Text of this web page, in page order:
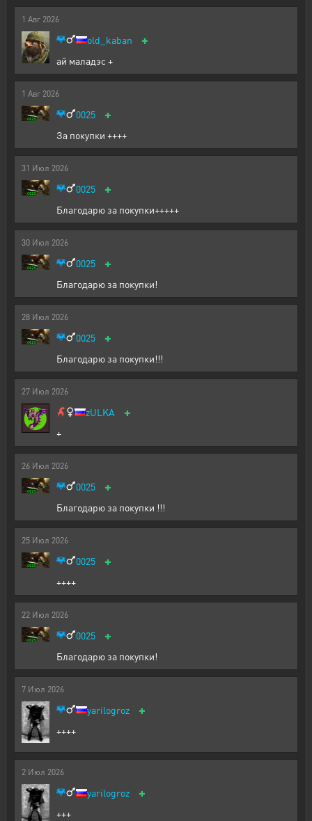
1 Авг 2026
old_kaban +
ай маладэс +
1 Авг 2026
0025 +
За покупки ++++
31 Июл 2026
0025 +
Благодарю за покупки+++++
30 Июл 2026
0025 +
Благодарю за покупки!
28 Июл 2026
0025 +
Благодарю за покупки!!!
27 Июл 2026
zULKA +
+
26 Июл 2026
0025 +
Благодарю за покупки !!!
25 Июл 2026
0025 +
++++
22 Июл 2026
0025 +
Благодарю за покупки!
7 Июл 2026
yarilogroz +
++++
2 Июл 2026
yarilogroz +
+++